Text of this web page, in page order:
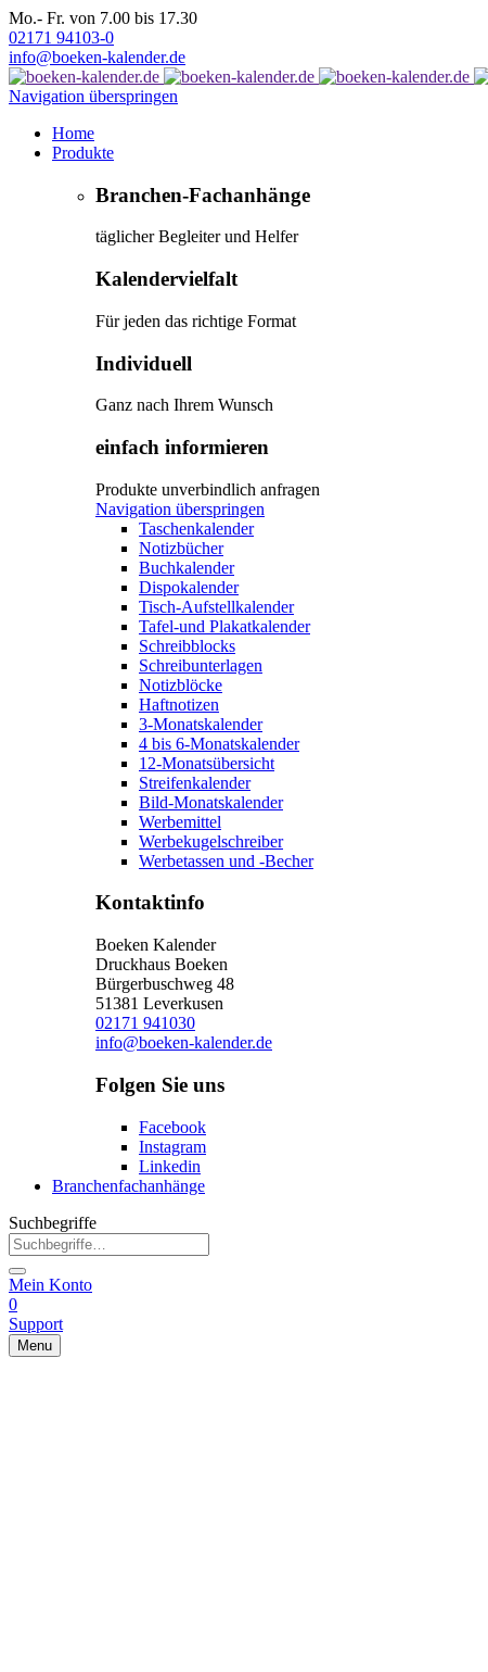
Mo.- Fr. von 7.00 bis 17.30
02171 94103-0
info@boeken-kalender.de
Navigation überspringen
Home
Produkte
Branchen-Fachanhänge
täglicher Begleiter und Helfer
Kalendervielfalt
Für jeden das richtige Format
Individuell
Ganz nach Ihrem Wunsch
einfach informieren
Produkte unverbindlich anfragen
Navigation überspringen
Taschenkalender
Notizbücher
Buchkalender
Dispokalender
Tisch-Aufstellkalender
Tafel-und Plakatkalender
Schreibblocks
Schreibunterlagen
Notizblöcke
Haftnotizen
3-Monatskalender
4 bis 6-Monatskalender
12-Monatsübersicht
Streifenkalender
Bild-Monatskalender
Werbemittel
Werbekugelschreiber
Werbetassen und -Becher
Kontaktinfo
Boeken Kalender
Druckhaus Boeken
Bürgerbuschweg 48
51381 Leverkusen
02171 941030
info@boeken-kalender.de
Folgen Sie uns
Facebook
Instagram
Linkedin
Branchenfachanhänge
Suchbegriffe
Mein Konto
0
Support
Menu